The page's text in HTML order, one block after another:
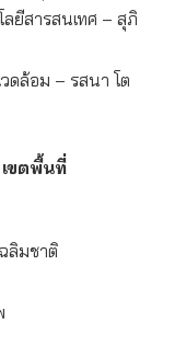
ลยีสารสนเทศ – สุภิ
ดล้อม – รสนา โต
ขตพื้นที่
ลิมชาติ